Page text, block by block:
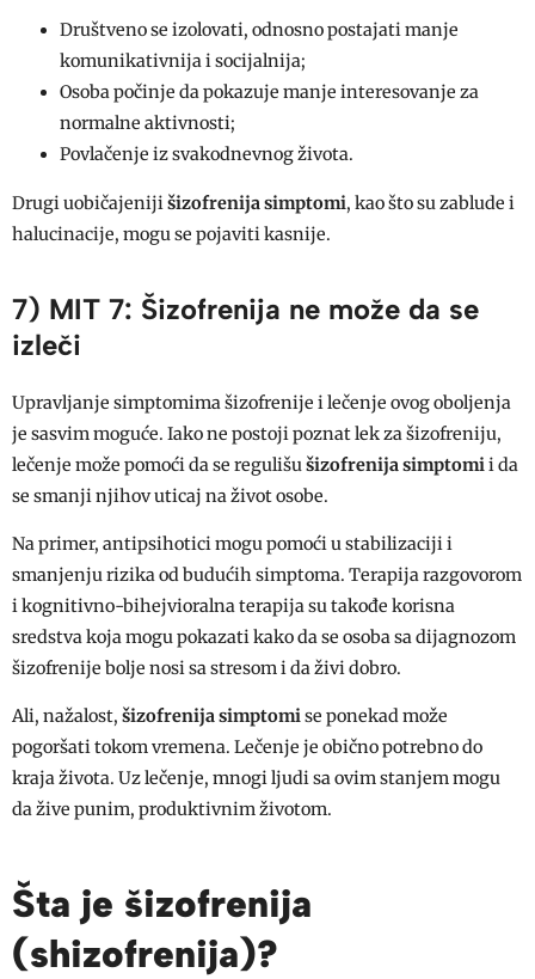
Društveno se izolovati, odnosno postajati manje
komunikativnija i socijalnija;
Osoba počinje da pokazuje manje interesovanje za
normalne aktivnosti;
Povlačenje iz svakodnevnog života.
Drugi uobičajeniji šizofrenija simptomi, kao što su zablude i
halucinacije, mogu se pojaviti kasnije.
7) MIT 7: Šizofrenija ne može da se
izleči
Upravljanje simptomima šizofrenije i lečenje ovog oboljenja
je sasvim moguće. Iako ne postoji poznat lek za šizofreniju,
lečenje može pomoći da se regulišu šizofrenija simptomi i da
se smanji njihov uticaj na život osobe.
Na primer, antipsihotici mogu pomoći u stabilizaciji i
smanjenju rizika od budućih simptoma. Terapija razgovorom
i kognitivno-bihejvioralna terapija su takođe korisna
sredstva koja mogu pokazati kako da se osoba sa dijagnozom
šizofrenije bolje nosi sa stresom i da živi dobro.
Ali, nažalost, šizofrenija simptomise ponekad može
pogoršati tokom vremena. Lečenje je obično potrebno do
kraja života. Uz lečenje, mnogi ljudi sa ovim stanjem mogu
da žive punim, produktivnim životom.
Šta je šizofrenija
(shizofrenija)?